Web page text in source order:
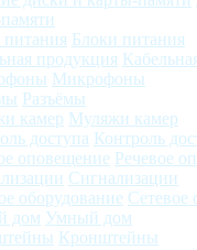
Блоки питания
Микрофоны
Разъёмы
Муляжи камер
Контроль
Речевое
Сигнализации
Сетевое
Умный дом
Кронштейны